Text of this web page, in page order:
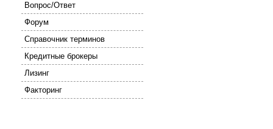
Вопрос/Ответ
Форум
Справочник терминов
Кредитные брокеры
Лизинг
Факторинг